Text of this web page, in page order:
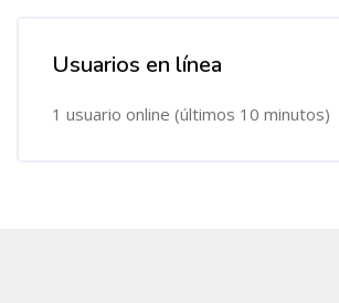
Salta Usuarios en línea
Usuarios en línea
1 usuario online (últimos 10 minutos)